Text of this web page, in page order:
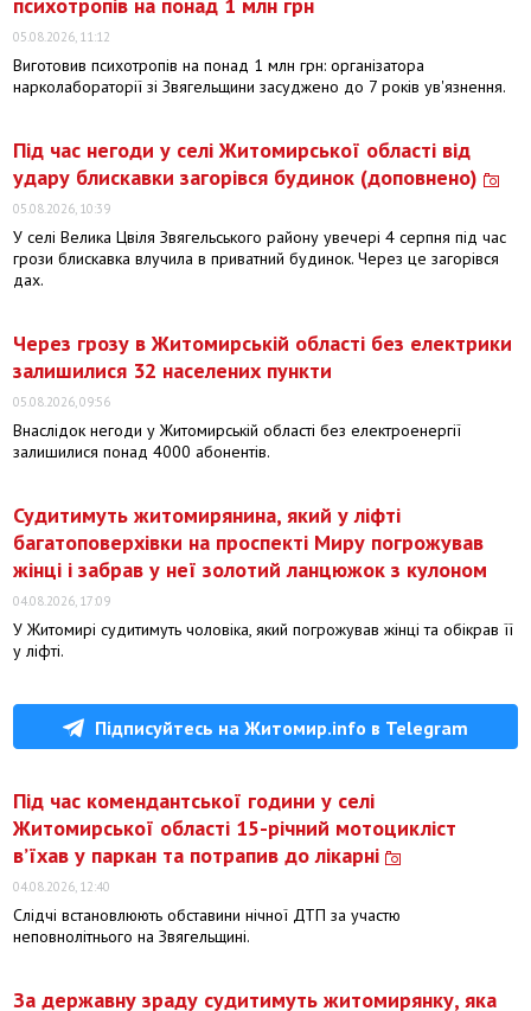
05.08.2026, 11:12
Виготовив психотропів на понад 1 млн грн: організатора
нарколабораторії зі Звягельщини засуджено до 7 років ув'язнення.
Під час негоди у селі Житомирської області від
удару блискавки загорівся будинок (доповнено)
05.08.2026, 10:39
У селі Велика Цвіля Звягельського району увечері 4 серпня під час
грози блискавка влучила в приватний будинок. Через це загорівся
дах.
Через грозу в Житомирській області без електрики
залишилися 32 населених пункти
05.08.2026, 09:56
Внаслідок негоди у Житомирській області без електроенергії
залишилися понад 4000 абонентів.
Судитимуть житомирянина, який у ліфті
багатоповерхівки на проспекті Миру погрожував
жінці і забрав у неї золотий ланцюжок з кулоном
04.08.2026, 17:09
У Житомирі судитимуть чоловіка, який погрожував жінці та обікрав її
у ліфті.
Підписуйтесь на Житомир.info в Telegram
Під час комендантської години у селі
Житомирської області 15-річний мотоцикліст
в’їхав у паркан та потрапив до лікарні
04.08.2026, 12:40
Слідчі встановлюють обставини нічної ДТП за участю
неповнолітнього на Звягельщині.
За державну зраду судитимуть житомирянку, яка